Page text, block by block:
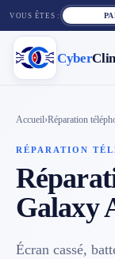
VOUS ÊTES :
Cyber
Cyber
Services
Réparation
Tarifs
Accueil›Réparation
RÉPARATION
Galaxy
Écran cassé,